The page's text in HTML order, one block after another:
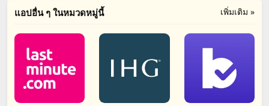
เพิ่มเติม »
แอปอื่น ๆ ในหมวดหมู่นี้